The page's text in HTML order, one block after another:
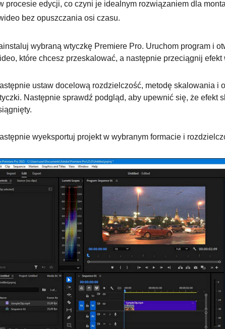
procesie edycji, co czyni je idealnym rozwiązaniem dla
bez opuszczania osi czasu.
wybraną wtyczkę Premiere Pro. Uruchom program i
które chcesz przeskalować, a następnie przeciągnij efekt
ustaw docelową rozdzielczość, metodę skalowania i
Następnie sprawdź podgląd, aby upewnić się, że efekt
wyeksportuj projekt w wybranym formacie i